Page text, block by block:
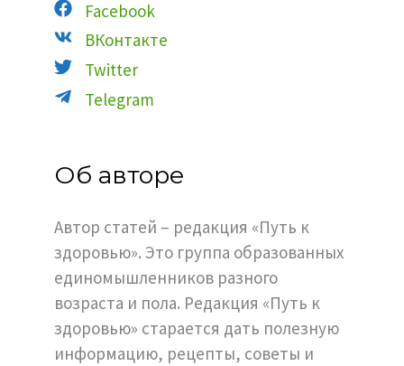
Facebook
ВКонтакте
Twitter
Telegram
Об авторе
Автор статей – редакция «Путь к
здоровью». Это группа образованных
единомышленников разного
возраста и пола. Редакция «Путь к
здоровью» старается дать полезную
информацию, рецепты, советы и